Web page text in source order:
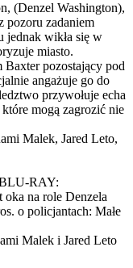
(Denzel Washington),
pozoru zadaniem
jednak wikła się w
miasto.
Baxter pozostający pod
angażuje go do
przywołuje echa
mogą zagrozić nie
Malek, Jared Leto,
RAY:
oka na role Denzela
o policjantach: Małe
Malek i Jared Leto